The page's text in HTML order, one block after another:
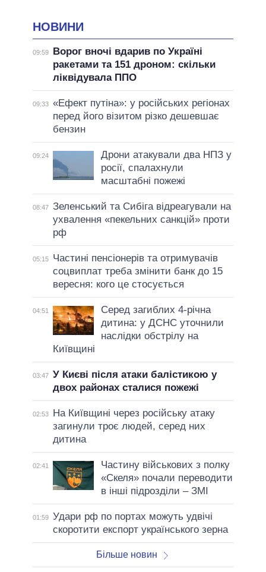
НОВИНИ
09:59
Ворог вночі вдарив по Україні
ракетами та 151 дроном: скільки
ліквідувала ППО
09:33 «Ефект путіна»: у російських регіонах
перед його візитом різко дешевшає
бензин
09:24
Дрони атакували два НПЗ у
росії, спалахнули
масштабні пожежі
08:47 Зеленський та Сибіга відреагували на
ухвалення «пекельних санкцій» проти
рф
05:15
Частині пенсіонерів та отримувачів
соцвиплат треба змінити банк до 15
вересня: кого це стосується
04:51
Серед загиблих 4-річна
дитина: у ДСНС уточнили
наслідки обстрілу на
Київщині
03:47 У Києві після атаки балістикою у
двох районах сталися пожежі
02:53
На Київщині через російську атаку
загинули троє людей, серед них
дитина
02:41
Частину військових з полку
«Скеля» почали переводити
в інші підрозділи – ЗМІ
01:59 Удари рф по портах можуть удвічі
скоротити експорт українського зерна
Більше новин